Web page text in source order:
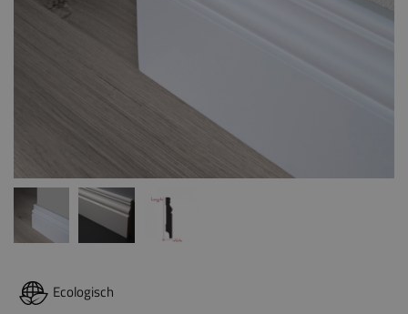
Ecologisch